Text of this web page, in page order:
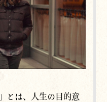
とは、人生の目的意